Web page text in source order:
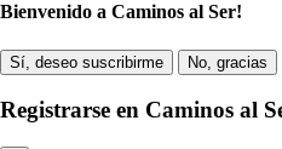
Bienvenido a Caminos al Ser!
Sí, deseo suscribirme No, gracias
Registrarse en Caminos al